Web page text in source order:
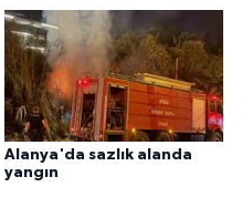
Alanya'da sazlık alanda
yangın